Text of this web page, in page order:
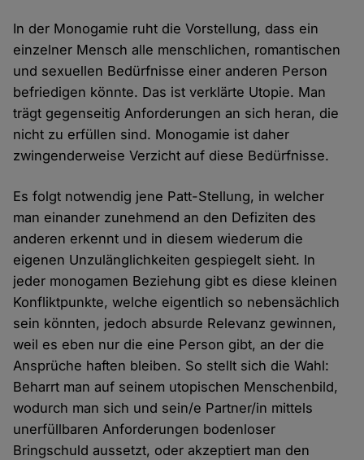
In der Monogamie ruht die Vorstellung, dass ein
einzelner Mensch alle menschlichen, romantischen
und sexuellen Bedürfnisse einer anderen Person
befriedigen könnte. Das ist verklärte Utopie. Man
trägt gegenseitig Anforderungen an sich heran, die
nicht zu erfüllen sind. Monogamie ist daher
zwingenderweise Verzicht auf diese Bedürfnisse.
Es folgt notwendig jene Patt-Stellung, in welcher
man einander zunehmend an den Defiziten des
anderen erkennt und in diesem wiederum die
eigenen Unzulänglichkeiten gespiegelt sieht. In
jeder monogamen Beziehung gibt es diese kleinen
Konfliktpunkte, welche eigentlich so nebensächlich
sein könnten, jedoch absurde Relevanz gewinnen,
weil es eben nur die eine Person gibt, an der die
Ansprüche haften bleiben. So stellt sich die Wahl:
Beharrt man auf seinem utopischen Menschenbild,
wodurch man sich und sein/e Partner/in mittels
unerfüllbaren Anforderungen bodenloser
Bringschuld aussetzt, oder akzeptiert man den